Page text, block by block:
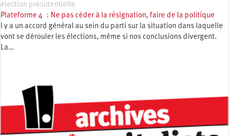
élection présidentielle
Plateforme 4 : Ne pas céder à la résignation, faire de la politique
l y a un accord général au sein du parti sur la situation dans laquelle
vont se dérouler les élections, même si nos conclusions divergent.
La…